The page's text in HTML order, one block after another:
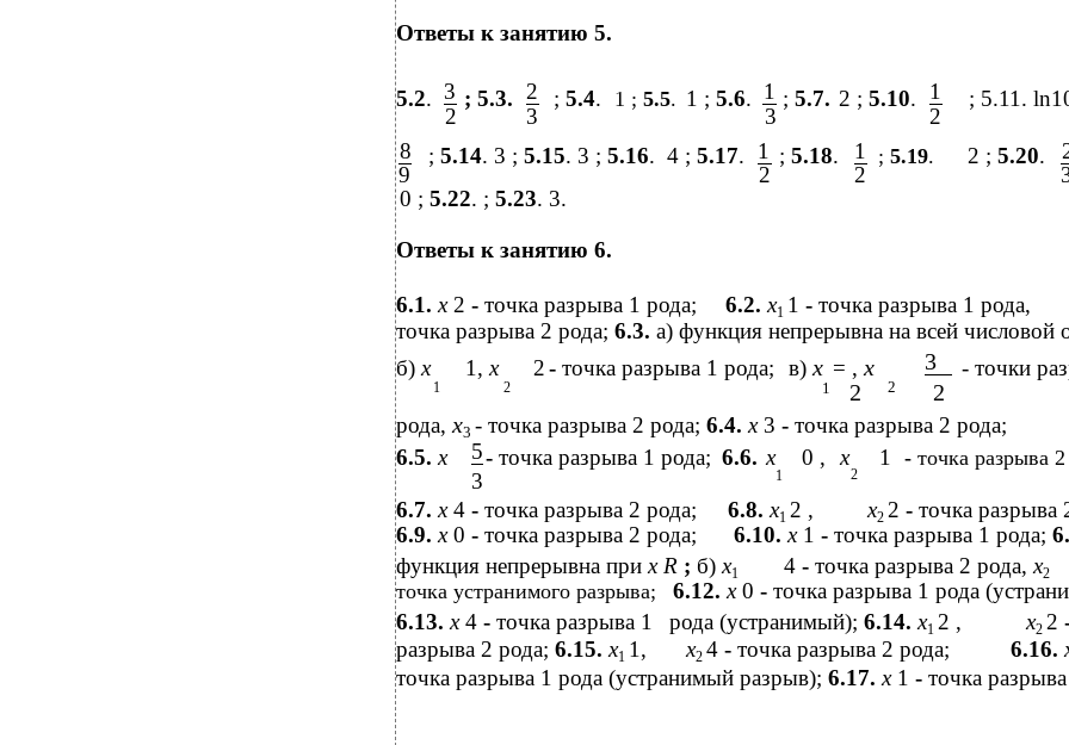
Ответы к занятию 5.
5.2. 3 ; 5.3. 2 ; 5.4. 1 ; 5.5. 1 ; 5.6. 1 ; 5.7. 2 ; 5.10. 1 ; 5.11.
2 3 3
2
8
; 5.14. 3 ; 5.15. 3 ; 5.16. 4 ; 5.17. 1 ; 5.18. 1 ; 5.19. 2 ; 5.20.
9
2 2
0 ; 5.22. ; 5.23. 3.
Ответы к занятию 6.
6.1. x 2 - точка разрыва 1 рода; 6.2. x1 1 - точка разрыва 1 рода,
точка разрыва 2 рода; 6.3. а) функция непрерывна на всей числовой
б) x 1, x 2- точка разрыва 1 рода; в) x = , x 3 - точки
2 2
1 1 2 2
рода, x3 - точка разрыва 2 рода; 6.4. x 3 - точка разрыва 2 рода;
6.5. x 5- точка разрыва 1 рода; 6.6. x 0 , x 1 - точка разрыва
2
3 1
6.7. x4 - точка разрыва 2 рода; 6.8. x1 2 , x2 2 - точка разрыва
6.9. x0 - точка разрыва 2 рода; 6.10. x 1 - точка разрыва 1 рода;
функция непрерывна при x R ; б) x1 4 - точка разрыва 2 рода, x2
точка устранимого разрыва; 6.12. x0 - точка разрыва 1 рода
6.13. x4 - точка разрыва 1 рода (устранимый); 6.14. x1 2 , x2 2
разрыва 2 рода; 6.15. x1 1, x2 4 - точка разрыва 2 рода; 6.16.
точка разрыва 1 рода (устранимый разрыв); 6.17. x 1 - точка